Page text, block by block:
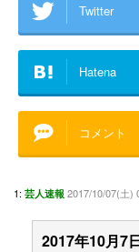
Twitter
Hatena
コメント
1: 芸人速報 2017/10/07(土)
2017年10月7